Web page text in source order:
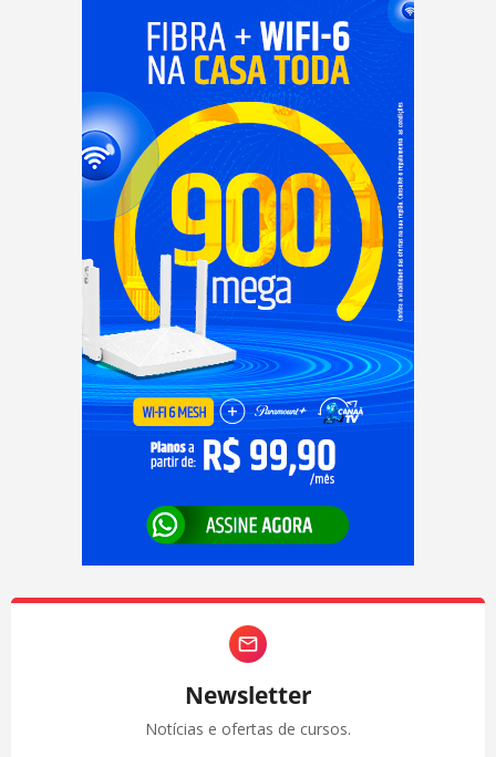
Newsletter
Notícias e ofertas de cursos.